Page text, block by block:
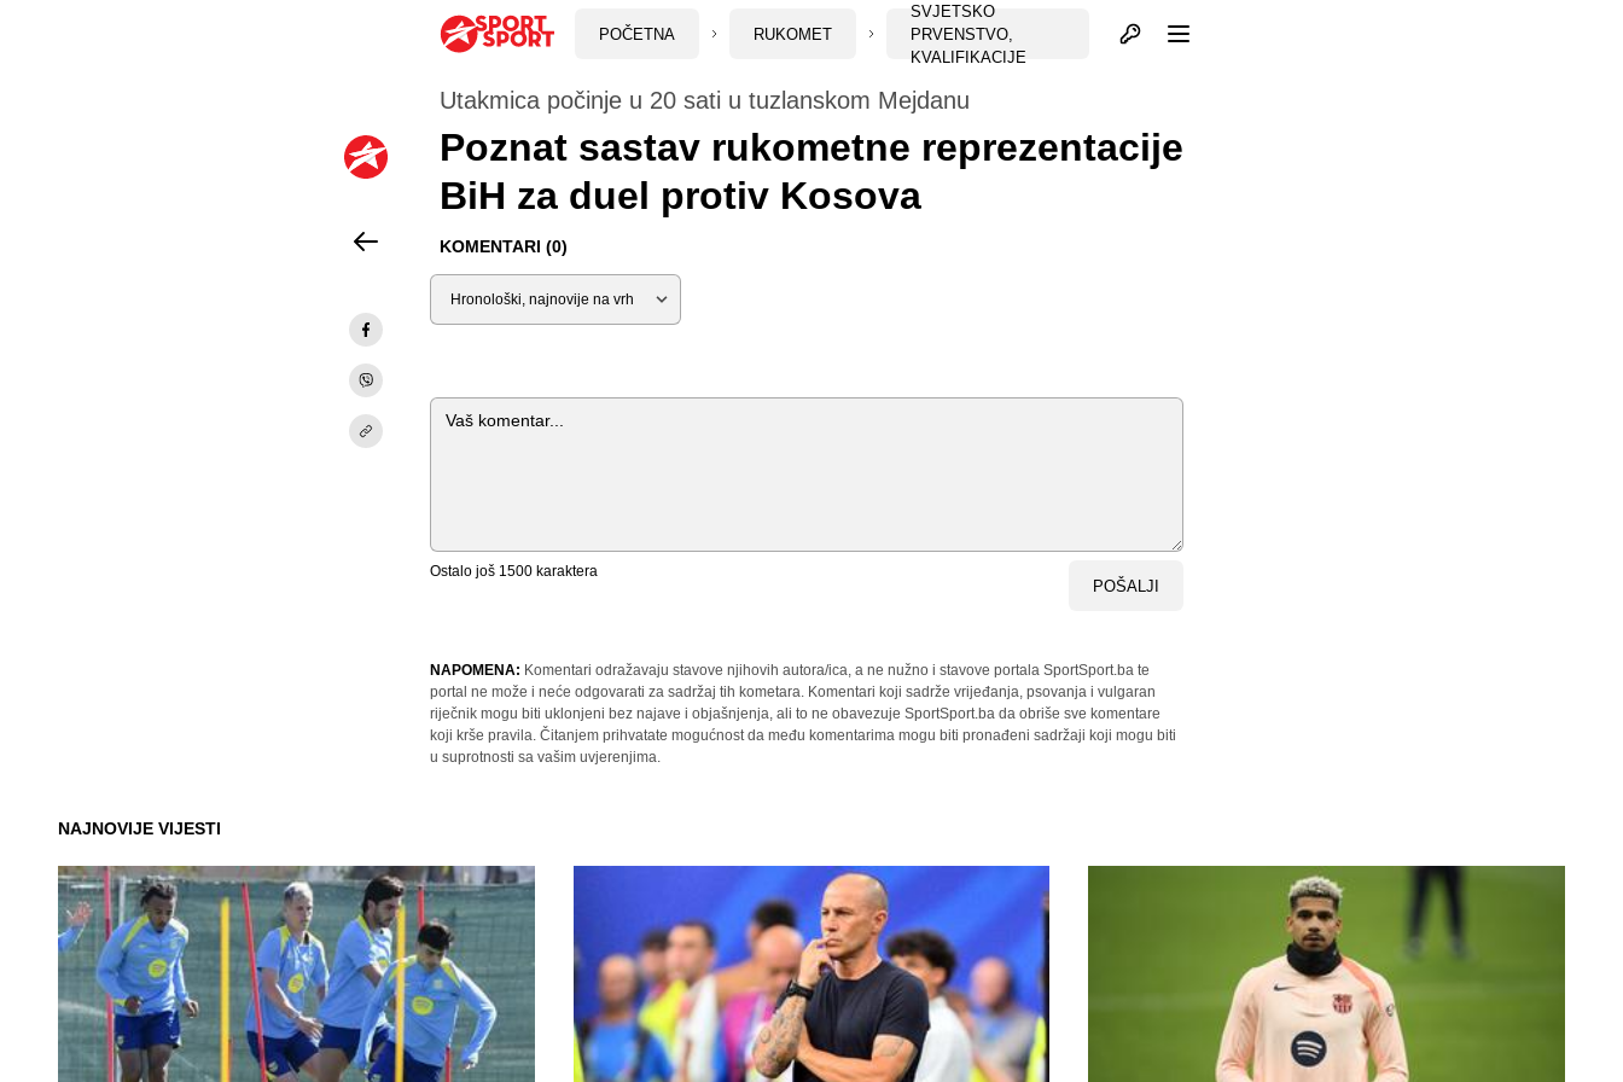
POČETNA RUKOMET
SVJETSKO
PRVENSTVO,
KVALIFIKACIJE
Otvori profil
Utakmica počinje u 20 sati u tuzlanskom Mejdanu
Poznat sastav rukometne reprezentacije
BiH za duel protiv Kosova
KOMENTARI (0)
Sortiraj
Komentar
Ostalo još 1500 karaktera
POŠALJI
NAPOMENA: Komentari odražavaju stavove njihovih autora/ica, a ne nužno i stavove portala SportSport.ba te
portal ne može i neće odgovarati za sadržaj tih kometara. Komentari koji sadrže vrijeđanja, psovanja i vulgaran
riječnik mogu biti uklonjeni bez najave i objašnjenja, ali to ne obavezuje SportSport.ba da obriše sve komentare
koji krše pravila. Čitanjem prihvatate mogućnost da među komentarima mogu biti pronađeni sadržaji koji mogu biti
u suprotnosti sa vašim uvjerenjima.
NAJNOVIJE VIJESTI